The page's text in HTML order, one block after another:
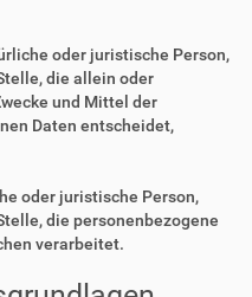
oder juristische Person,
die allein oder
und Mittel der
Daten entscheidet,
oder juristische Person,
die personenbezogene
verarbeitet.